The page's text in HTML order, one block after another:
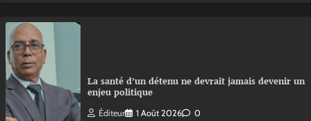
La santé d’un détenu ne devrait jamais devenir un
enjeu politique
Éditeur 1 Août 2026 0